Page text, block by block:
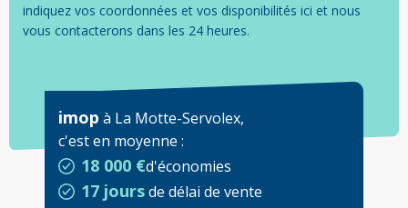
indiquez vos coordonnées et vos disponibilités ici et nous
vous contacterons dans les 24 heures.
imop à La Motte-Servolex,
c'est en moyenne :
18 000 €d'économies
17 joursde délai de vente